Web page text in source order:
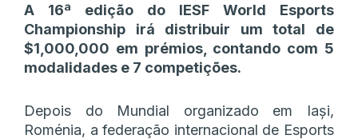
A 16ª edição do IESF World Esports
Championship irá distribuir um total de
$1,000,000 em prémios, contando com 5
modalidades e 7 competições.
Depois do Mundial organizado em Iași,
Roménia, a federação internacional de Esports